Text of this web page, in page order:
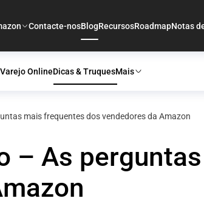
Contacte-nosBlogRecursosRoadmapNotas
OnlineDicas & TruquesMais
mais frequentes dos vendedores da Amazon
– As